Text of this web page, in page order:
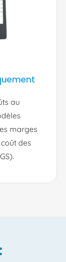
au
marges
des